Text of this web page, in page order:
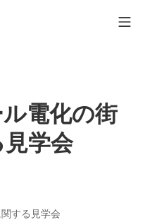
電化の街
学会
する見学会